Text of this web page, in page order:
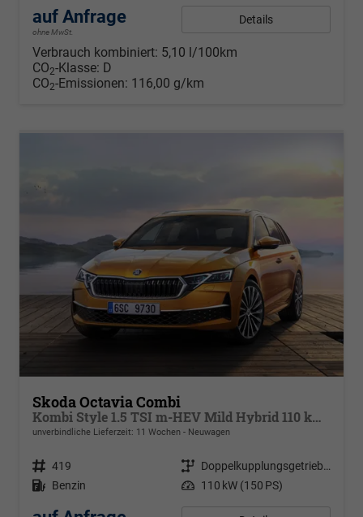
auf Anfrage
ohne MwSt.
Details
Verbrauch kombiniert: 5,10 l/100km
CO2-Klasse: D
CO2-Emissionen: 116,00 g/km
Skoda Octavia Combi
Kombi Style 1.5 TSI m-HEV Mild Hybrid 110 kW DSG
unverbindliche Lieferzeit: 11 Wochen Neuwagen
Fahrzeugnr. 419 Getriebe
Doppelkupplungsgetriebe (DSG)
Kraftstoff Benzin Leistung 110 kW (150 PS)